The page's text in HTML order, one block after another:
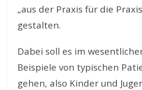
„aus der Praxis für die
gestalten.
Dabei soll es im
Beispiele von typischen
gehen, also Kinder und